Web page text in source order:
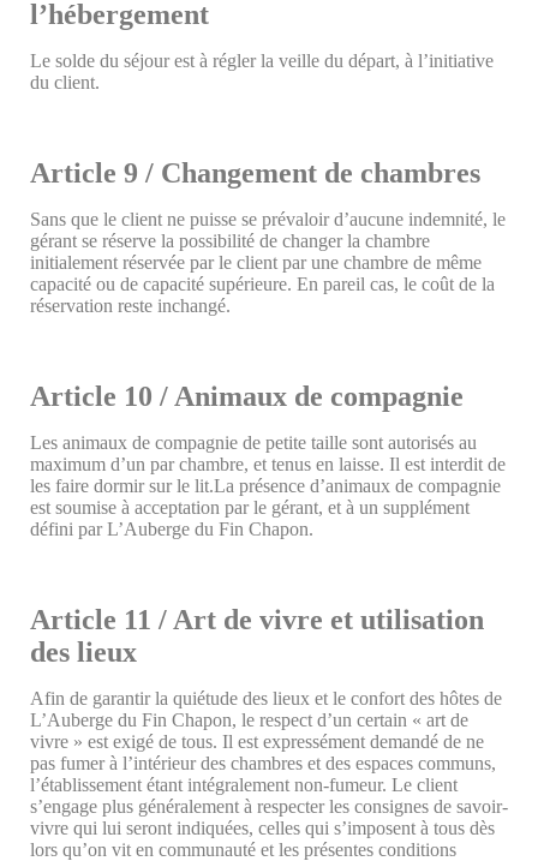
l’hébergement
Le solde du séjour est à régler la veille du départ, à l’initiative
du client.
Article 9 / Changement de chambres
Sans que le client ne puisse se prévaloir d’aucune indemnité, le
gérant se réserve la possibilité de changer la chambre
initialement réservée par le client par une chambre de même
capacité ou de capacité supérieure. En pareil cas, le coût de la
réservation reste inchangé.
Article 10 / Animaux de compagnie
Les animaux de compagnie de petite taille sont autorisés au
maximum d’un par chambre, et tenus en laisse. Il est interdit de
les faire dormir sur le lit.La présence d’animaux de compagnie
est soumise à acceptation par le gérant, et à un supplément
défini par L’Auberge du Fin Chapon.
Article 11 / Art de vivre et utilisation
des lieux
Afin de garantir la quiétude des lieux et le confort des hôtes de
L’Auberge du Fin Chapon, le respect d’un certain « art de
vivre » est exigé de tous. Il est expressément demandé de ne
pas fumer à l’intérieur des chambres et des espaces communs,
l’établissement étant intégralement non-fumeur. Le client
s’engage plus généralement à respecter les consignes de savoir-
vivre qui lui seront indiquées, celles qui s’imposent à tous dès
lors qu’on vit en communauté et les présentes conditions